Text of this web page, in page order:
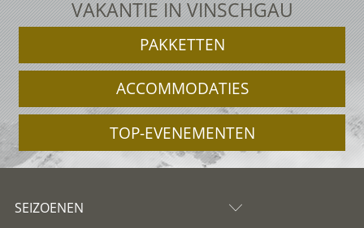
VAKANTIE IN VINSCHGAU
PAKKETTEN
ACCOMMODATIES
TOP-EVENEMENTEN
SEIZOENEN